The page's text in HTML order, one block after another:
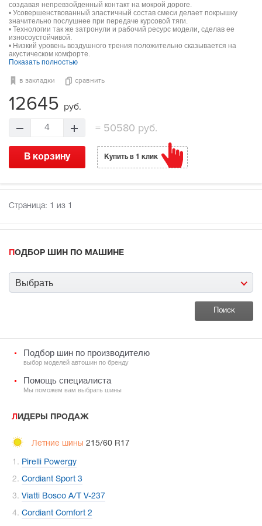
создавая непревзойденный контакт на мокрой дороге.
• Усовершенствованный эластичный состав смеси делает покрышку
значительно послушнее при передаче курсовой тяги.
• Технологии так же затронули и рабочий ресурс модели, сделав ее
износоустойчивой.
• Низкий уровень воздушного трения положительно сказывается на
акустическом комфорте.
Показать полностью
в закладки сравнить
12645 руб.
4 =50580 руб.
В корзину Купить в 1 клик
Страница: 1 из 1
ПОДБОР ШИН ПО МАШИНЕ
Выбрать
Подбор шин по производителю
выбор моделей автошин по бренду
Помощь специалиста
Мы поможем вам выбрать шины
ЛИДЕРЫ ПРОДАЖ
Летние шины 215/60 R17
Pirelli Powergy
Cordiant Sport 3
Viatti Bosco A/T V-237
Cordiant Comfort 2